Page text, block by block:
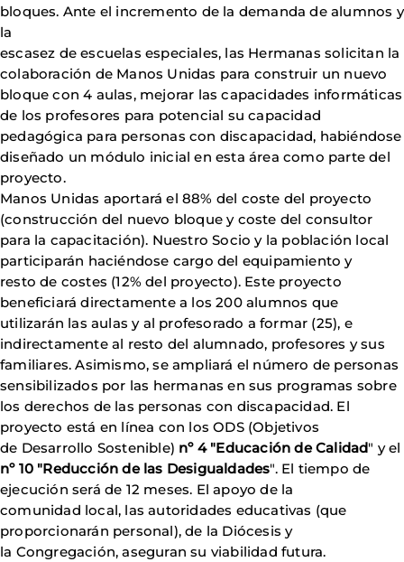
bloques. Ante el incremento de la demanda de alumnos y
la
escasez de escuelas especiales, las Hermanas solicitan la
colaboración de Manos Unidas para construir un nuevo
bloque con 4 aulas, mejorar las capacidades informáticas
de los profesores para potencial su capacidad
pedagógica para personas con discapacidad, habiéndose
diseñado un módulo inicial en esta área como parte del
proyecto.
Manos Unidas aportará el 88% del coste del proyecto
(construcción del nuevo bloque y coste del consultor
para la capacitación). Nuestro Socio y la población local
participarán haciéndose cargo del equipamiento y
resto de costes (12% del proyecto). Este proyecto
beneficiará directamente a los 200 alumnos que
utilizarán las aulas y al profesorado a formar (25), e
indirectamente al resto del alumnado, profesores y sus
familiares. Asimismo, se ampliará el número de personas
sensibilizados por las hermanas en sus programas sobre
los derechos de las personas con discapacidad. El
proyecto está en línea con los ODS (Objetivos
de Desarrollo Sostenible) nº 4 "Educación de Calidad" y el
nº 10 "Reducción de las Desigualdades". El tiempo de
ejecución será de 12 meses. El apoyo de la
comunidad local, las autoridades educativas (que
proporcionarán personal), de la Diócesis y
la Congregación, aseguran su viabilidad futura.